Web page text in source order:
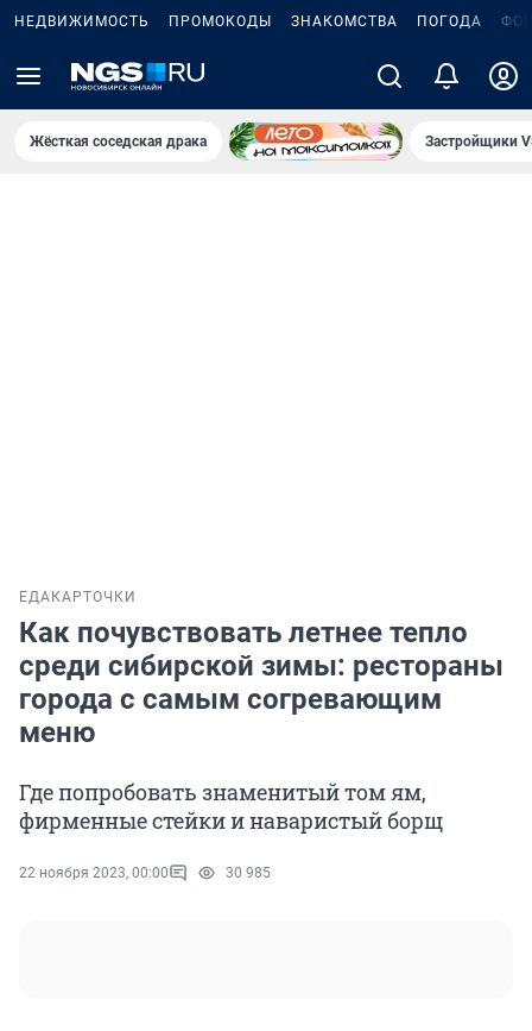
НЕДВИЖИМОСТЬ ПРОМОКОДЫ ЗНАКОМСТВА ПОГОДА
Жёсткая соседская драка Застройщики
ЕДА КАРТОЧКИ
Как почувствовать летнее тепло
среди сибирской зимы: рестораны
города с самым согревающим
меню
Где попробовать знаменитый том ям,
фирменные стейки и наваристый борщ
22 ноября 2023, 00:00 30 985